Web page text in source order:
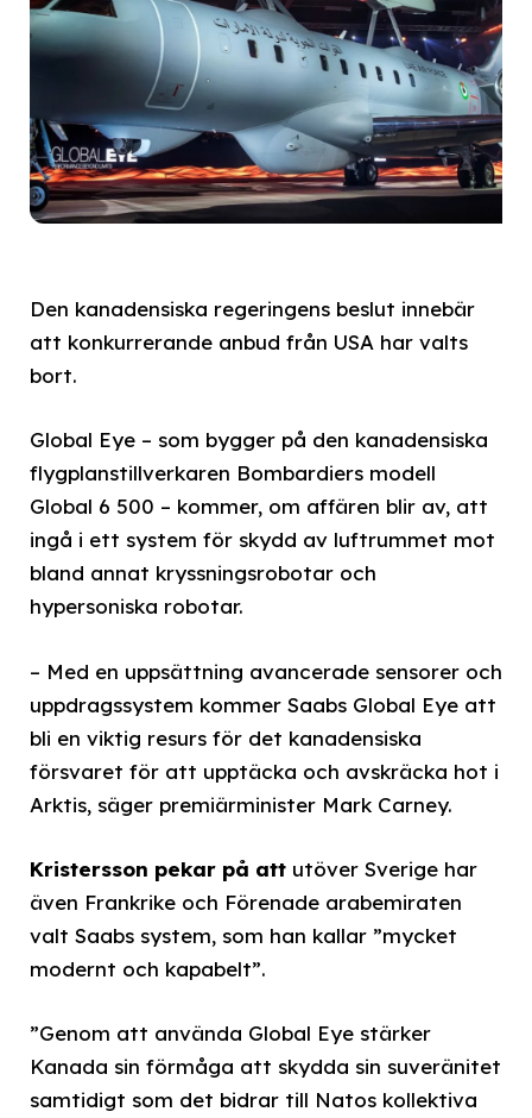
Den kanadensiska regeringens beslut innebär
att konkurrerande anbud från USA har valts
bort.
Global Eye – som bygger på den kanadensiska
flygplanstillverkaren Bombardiers modell
Global 6 500 – kommer, om affären blir av, att
ingå i ett system för skydd av luftrummet mot
bland annat kryssningsrobotar och
hypersoniska robotar.
– Med en uppsättning avancerade sensorer och
uppdragssystem kommer Saabs Global Eye att
bli en viktig resurs för det kanadensiska
försvaret för att upptäcka och avskräcka hot i
Arktis, säger premiärminister Mark Carney.
Kristersson pekar på att utöver Sverige har
även Frankrike och Förenade arabemiraten
valt Saabs system, som han kallar ”mycket
modernt och kapabelt”.
”Genom att använda Global Eye stärker
Kanada sin förmåga att skydda sin suveränitet
samtidigt som det bidrar till Natos kollektiva